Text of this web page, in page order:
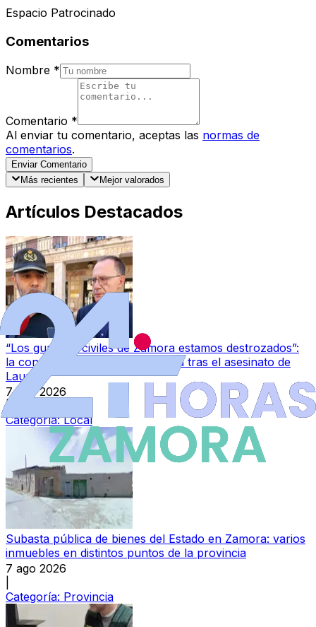
Espacio Patrocinado
Comentarios
Nombre *
Comentario *
Al enviar tu comentario, aceptas las normas de
comentarios.
Enviar Comentario
Más recientes
Mejor valorados
Artículos Destacados
“Los guardias civiles de Zamora estamos destrozados”:
la conmoción en la Comandancia tras el asesinato de
Laura
7 ago 2026
|
Categoría:Local
Subasta pública de bienes del Estado en Zamora: varios
inmuebles en distintos puntos de la provincia
7 ago 2026
Categoría: Provincia